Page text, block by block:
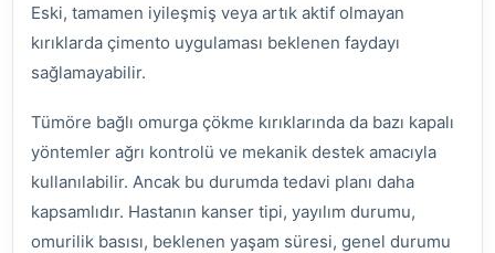
Eski, tamamen iyileşmiş veya artık aktif olmayan
kırıklarda çimento uygulaması beklenen faydayı
sağlamayabilir.
Tümöre bağlı omurga çökme kırıklarında da bazı kapalı
yöntemler ağrı kontrolü ve mekanik destek amacıyla
kullanılabilir. Ancak bu durumda tedavi planı daha
kapsamlıdır. Hastanın kanser tipi, yayılım durumu,
omurilik basısı, beklenen yaşam süresi, genel durumu